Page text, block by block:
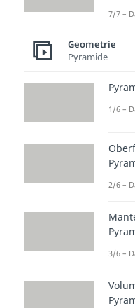
7/7 –
Geometrie
Pyramide
1/6 –
2/6 –
3/6 –